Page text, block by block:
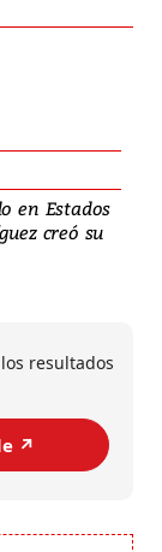
en Estados
creó su
resultados
↗️